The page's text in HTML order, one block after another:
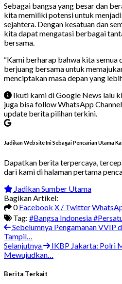
Sebagai bangsa yang besar dan
kita memiliki potensi untuk
sejahtera. Dengan kesatuan dan
kita dapat mengatasi berbagai
bersama.
“Kami berharap bahwa kita semua
berjuang bersama untuk
menciptakan masa depan yang
Ikuti kami di Google News lalu
juga bisa follow WhatsApp
update berita pilihan terkini.
Jadikan Website Ini Sebagai Pencarian Utama
Dapatkan berita terpercaya,
dari kami di halaman pertama
Jadikan Sumber Utama
Bagikan Artikel:
0Facebook X / Twitter
Tag: #Bangsa Indonesia
Sebelumnya Pengamanan VVIP
Tampil…
Selanjutnya
IKBP Jakarta: Polri
Mewujudkan…
Berita Terkait